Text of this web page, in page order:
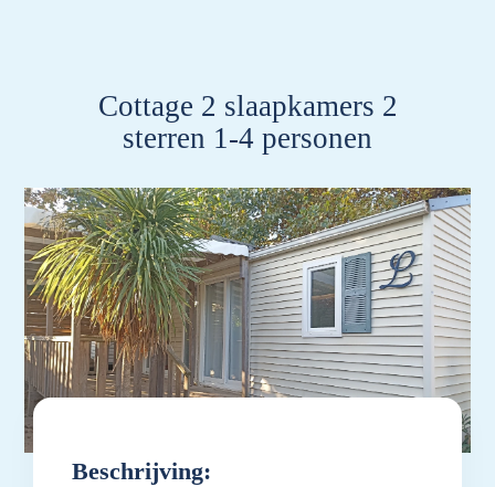
Cottage 2 slaapkamers 2
sterren 1-4 personen
Beschrijving: